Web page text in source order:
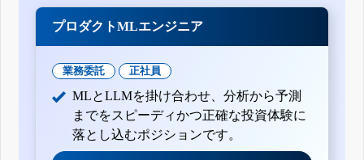
プロダクトMLエンジニア
業務委託 正社員
MLとLLMを掛け合わせ、分析から予測
までをスピーディかつ正確な投資体験に
落とし込むポジションです。